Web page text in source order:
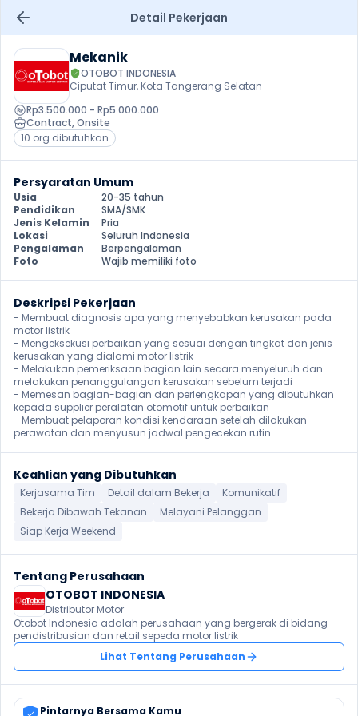
Detail Pekerjaan
Mekanik
OTOBOT INDONESIA
Ciputat Timur, Kota Tangerang Selatan
Rp3.500.000 - Rp5.000.000
Contract, Onsite
10 org dibutuhkan
Persyaratan Umum
Usia
20-35 tahun
Pendidikan
SMA/SMK
Jenis Kelamin
Pria
Lokasi
Seluruh Indonesia
Pengalaman
Berpengalaman
Foto
Wajib memiliki foto
Deskripsi Pekerjaan
- Membuat diagnosis apa yang menyebabkan kerusakan pada
motor listrik
- Mengeksekusi perbaikan yang sesuai dengan tingkat dan jenis
kerusakan yang dialami motor listrik
- Melakukan pemeriksaan bagian lain secara menyeluruh dan
melakukan penanggulangan kerusakan sebelum terjadi
- Memesan bagian-bagian dan perlengkapan yang dibutuhkan
kepada supplier peralatan otomotif untuk perbaikan
- Membuat pelaporan kondisi kendaraan setelah dilakukan
perawatan dan menyusun jadwal pengecekan rutin.
Keahlian yang Dibutuhkan
Kerjasama Tim Detail dalam Bekerja
Komunikatif
Bekerja Dibawah Tekanan
Melayani Pelanggan
Siap Kerja Weekend
Tentang Perusahaan
OTOBOT INDONESIA
Distributor Motor
Otobot Indonesia adalah perusahaan yang bergerak di bidang
Lihat Tentang Perusahaan
Pintarnya Bersama Kamu